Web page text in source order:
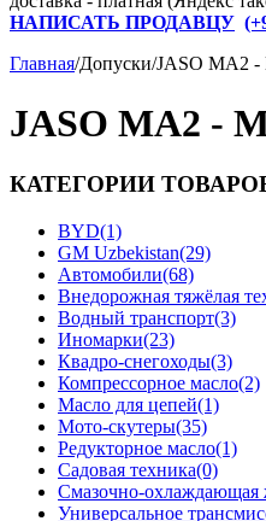
НАПИСАТЬ ПРОДАВЦУ (+
Главная/Допуски/JASO MA2 -
JASO MA2 -
КАТЕГОРИИ
BYD(1)
GM Uzbekistan(29)
Автомобили(68)
Внедорожная тяжёлая
Водный транспорт(3)
Иномарки(23)
Квадро-снегоходы(3)
Компрессорное масло(2)
Масло для цепей(1)
Мото-скутеры(35)
Редукторное масло(1)
Садовая техника(0)
Смазочно-охлаждающая
Универсальное